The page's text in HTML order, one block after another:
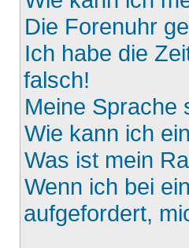
Die Forenuhr
Ich habe die
falsch!
Meine Sprache
Wie kann ich
Was ist mein
Wenn ich bei
aufgefordert,